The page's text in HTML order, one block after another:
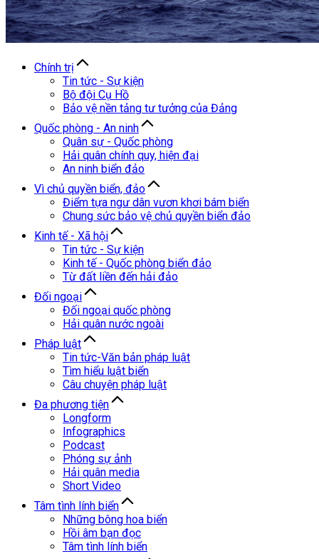
Chính trị
Tin tức - Sự kiện
Bộ đội Cụ Hồ
Bảo vệ nền tảng tư tưởng của Đảng
Quốc phòng - An ninh
Quân sự - Quốc phòng
Hải quân chính quy, hiện đại
An ninh biển đảo
Vì chủ quyền biển, đảo
Điểm tựa ngư dân vươn khơi bám biển
Chung sức bảo vệ chủ quyền biển đảo
Kinh tế - Xã hội
Tin tức - Sự kiện
Kinh tế - Quốc phòng biển đảo
Từ đất liền đến hải đảo
Đối ngoại
Đối ngoại quốc phòng
Hải quân nước ngoài
Pháp luật
Tin tức-Văn bản pháp luật
Tìm hiểu luật biển
Câu chuyện pháp luật
Đa phương tiện
Longform
Infographics
Podcast
Phóng sự ảnh
Hải quân media
Short Video
Tâm tình lính biển
Những bông hoa biển
Hồi âm bạn đọc
Tâm tình lính biển